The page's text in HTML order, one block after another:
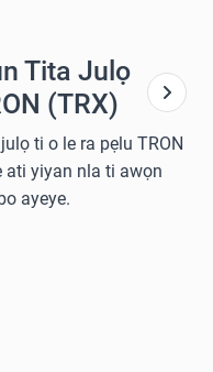
Tita Julọ
(TRX)
ti o le ra pẹlu TRON
ati yiyan nla ti awọn
ayeye.